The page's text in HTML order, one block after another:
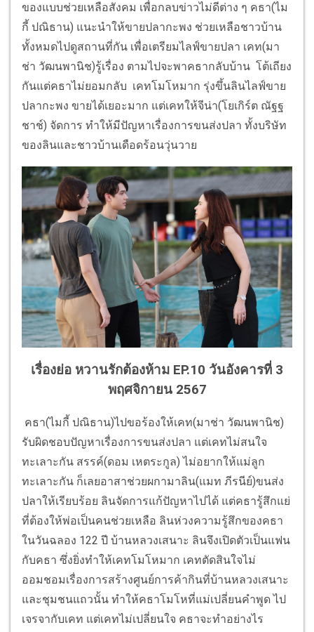
ของแบบช่วยเหลือสังคม เพื่อกลบข่าวไม่ดีต่าง ๆ คธา(ไม
กี้ ปณิธาน) แนะนำให้ขายปลากะพง ช่วยเหลือชาวบ้าน
ทั้งหมดไปดูสถานที่กัน เพื่อเตรียมไลฟ์ขายปลา เคท(มา
ช่า วัฒนพานิช)รู้เรื่อง ตามไปจะพาคธากลับบ้าน โต้เถียง
กันแต่คธาไม่ยอมกลับ เคทโมโหมาก รุ่งขึ้นลินไลฟ์ขาย
ปลากะพง ขายได้เยอะมาก แต่เคทให้จีน่า(โยเกิร์ต ณัฐฐ
ชาช์) จัดการ ทำให้มีปัญหาเรื่องการขนส่งปลา ทั้งบริษัท
ของลินและชาวบ้านเดือดร้อนวุ่นวาย
เรื่องย่อ หวานรักต้องห้าม EP.10 วันอังคารที่ 3
พฤศจิกายน 2567
คธา(ไมกี้ ปณิธาน)ไปขอร้องให้เคท(มาช่า วัฒนพานิช)
รับผิดชอบปัญหาเรื่องการขนส่งปลา แต่เคทไม่สนใจ
ทะเลาะกัน สรรค์(ดอม เหตระกูล) ไม่อยากให้แม่ลูก
ทะเลาะกัน ก็เลยอาสาช่วยผกามาลิน(แมท ภีรนีย์)ขนส่ง
ปลาให้เรียบร้อย ลินจัดการแก้ปัญหาไปได้ แต่คธารู้สึกแย่
ที่ต้องให้พ่อเป็นคนช่วยเหลือ ลินห่วงความรู้สึกของคธา
ในวันฉลอง 122 ปี บ้านหลวงเสนาะ ลินจึงเปิดตัวเป็นแฟน
กับคธา ซึ่งยิ่งทำให้เคทโมโหมาก เคทตัดสินใจไม่
ออมชอมเรื่องการสร้างศูนย์การค้ากินที่บ้านหลวงเสนาะ
และชุมชนแถวนั้น ทำให้คธาโมโหที่แม่เปลี่ยนคำพูด ไป
เจรจากับเคท แต่เคทไม่เปลี่ยนใจ คธาจะทำอย่างไร